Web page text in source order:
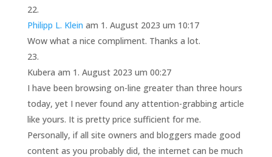
Philipp L. Klein am 1. August 2023 um 10:17
Wow what a nice compliment. Thanks a lot.
Kubera am 1. August 2023 um 00:27
I have been browsing on-line greater than three hours
today, yet I never found any attention-grabbing article
like yours. It is pretty price sufficient for me.
Personally, if all site owners and bloggers made good
content as you probably did, the internet can be much